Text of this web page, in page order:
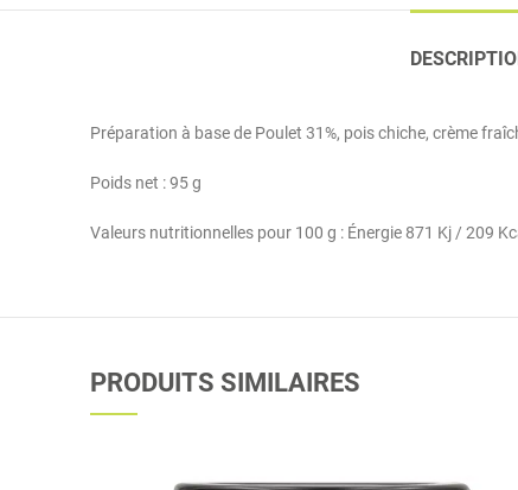
Préparation à base de Poulet 31%, pois chiche, crème
Poids net : 95 g
Valeurs nutritionnelles pour 100 g : Énergie 871 Kj / 209
PRODUITS SIMILAIRES